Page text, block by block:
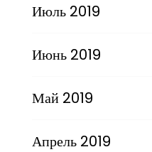
Июль 2019
Июнь 2019
Май 2019
Апрель 2019